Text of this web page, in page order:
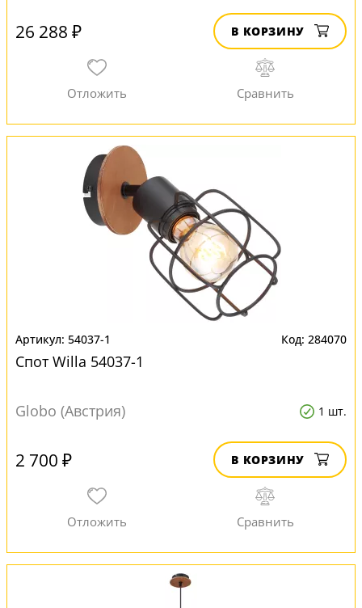
26 288 ₽ В КОРЗИНУ
54037-1 284070
Спот Willa 54037-1
Globo (Австрия) 1 шт.
2 700 ₽ В КОРЗИНУ